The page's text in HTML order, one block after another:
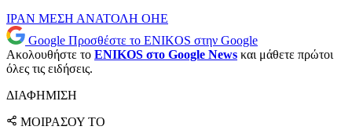
ΙΡΑΝ ΜΕΣΗ ΑΝΑΤΟΛΗ ΟΗΕ
Google Προσθέστε το ENIKOS στην Google
Ακολουθήστε το ENIKOS στο Google News και μάθετε πρώτοι
όλες τις ειδήσεις.
ΔΙΑΦΗΜΙΣΗ
ΜΟΙΡΑΣΟΥ ΤΟ